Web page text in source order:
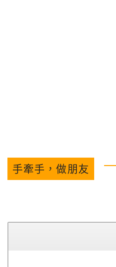
手牽手，做朋友